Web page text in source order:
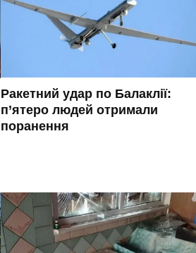
Ракетний удар по Балаклії:
п’ятеро людей отримали
поранення